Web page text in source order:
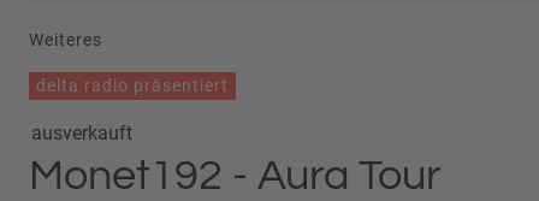
Weiteres
delta radio präsentiert
ausverkauft
Monet192 - Aura Tour